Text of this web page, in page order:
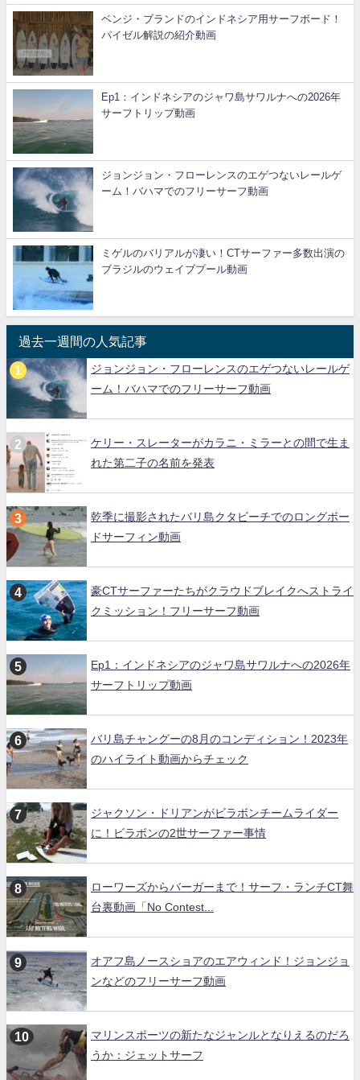
ベンジ・ブランドのインドネシア用サーフボード！
パイゼル解説の紹介動画
Ep1：インドネシアのジャワ島サワルナへの2026年
サーフトリップ動画
ジョンジョン・フローレンスのエゲつないレールゲ
ーム！バハマでのフリーサーフ動画
ミゲルのバリアルが凄い！CTサーファー多数出演の
ブラジルのウェイブプール動画
過去一週間の人気記事
ジョンジョン・フローレンスのエゲつないレールゲ
ーム！バハマでのフリーサーフ動画
ケリー・スレーターがカラニ・ミラーとの間で生ま
れた第二子の名前を発表
乾季に撮影されたバリ島クタビーチでのロングボー
ドサーフィン動画
豪CTサーファーたちがクラウドブレイクへストライ
クミッション！フリーサーフ動画
Ep1：インドネシアのジャワ島サワルナへの2026年
サーフトリップ動画
バリ島チャングーの8月のコンディション！2023年
のハイライト動画からチェック
ジャクソン・ドリアンがビラボンチームライダー
に！ビラボンの2世サーファー事情
ローワーズからバーガーまで！サーフ・ランチCT舞
台裏動画「No Contest...
オアフ島ノースショアのエアウィンド！ジョンジョ
ンなどのフリーサーフ動画
マリンスポーツの新たなジャンルとなりえるのだろ
うか：ジェットサーフ